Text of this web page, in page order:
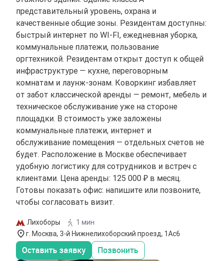
представительный уровень, охрана и
качественные общие зоны. Резидентам доступны:
быстрый интернет по WI-FI, ежедневная уборка,
коммунальные платежи, пользование
оргтехникой. Резидентам открыт доступ к общей
инфраструктуре — кухне, переговорным
комнатам и лаунж-зонам. Коворкинг избавляет
от забот классической аренды — ремонт, мебель и
техническое обслуживание уже на стороне
площадки. В стоимость уже заложены
коммунальные платежи, интернет и
обслуживание помещения — отдельных счетов не
будет. Расположение в Москве обеспечивает
удобную логистику для сотрудников и встреч с
клиентами. Цена аренды: 125 000 ₽ в месяц.
Готовы показать офис: напишите или позвоните,
чтобы согласовать визит.
Лихоборы
1 мин
г. Москва, 3-й Нижнелихоборский проезд, 1Ас6
Оставить заявку Позвонить